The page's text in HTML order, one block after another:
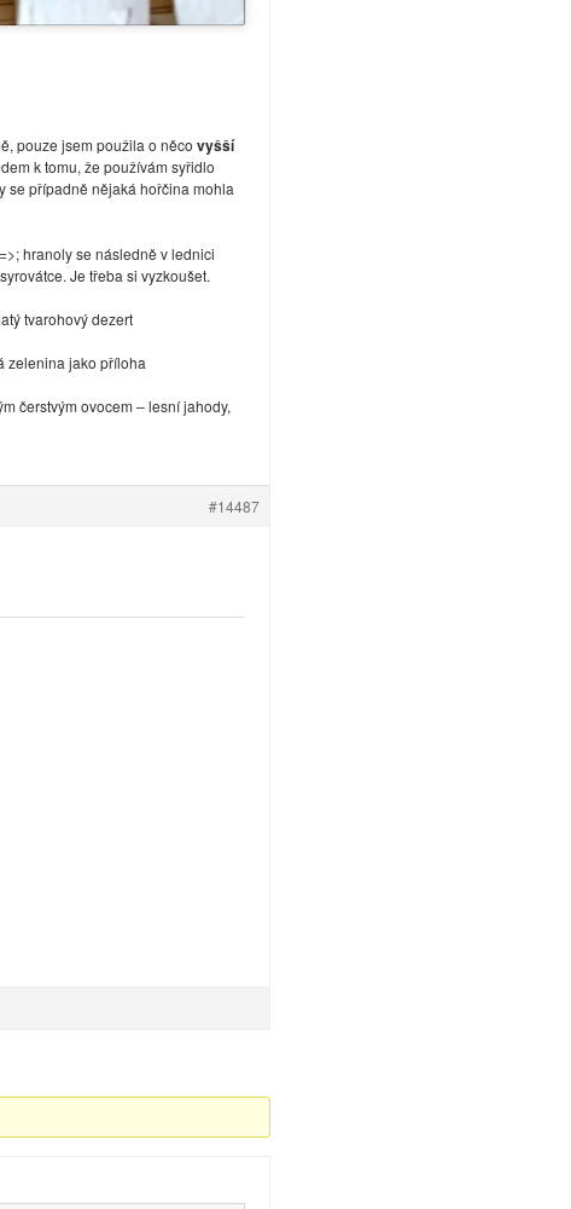
pouze jsem použila o něco vyšší
k tomu, že používám syřidlo
se případně nějaká hořčina mohla
hranoly se následně v lednici
Je třeba si vyzkoušet.
tvarohový dezert
zelenina jako příloha
čerstvým ovocem – lesní jahody,
#14487